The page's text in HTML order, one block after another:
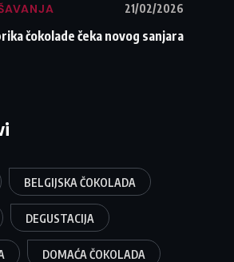
21/02/2026
čokolade čeka novog sanjara
BELGIJSKA ČOKOLADA
DEGUSTACIJA
DOMAĆA ČOKOLADA